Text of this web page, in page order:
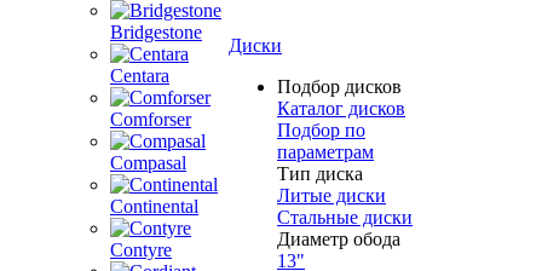
Bridgestone
Centara
Comforser
Compasal
Continental
Contyre
Диски
Подбор дисков
Каталог дисков
Подбор по
параметрам
Тип диска
Литые диски
Стальные диски
Диаметр обода
13"